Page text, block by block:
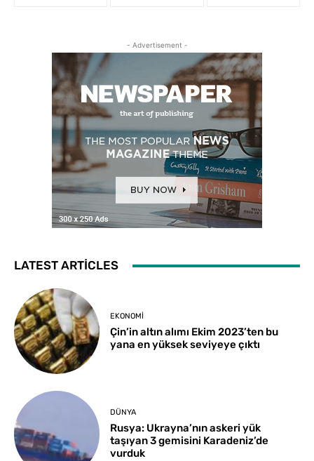
- Advertisement -
LATEST ARTICLES
EKONOMI
Çin’in altın alımı Ekim 2023’ten bu
yana en yüksek seviyeye çıktı
DÜNYA
Rusya: Ukrayna’nın askeri yük
taşıyan 3 gemisini Karadeniz’de
vurduk